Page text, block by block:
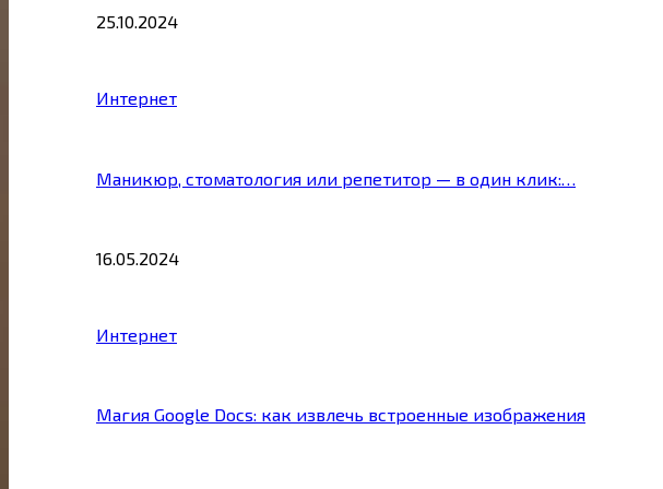
25.10.2024
Интернет
Маникюр, стоматология или репетитор — в один клик:…
16.05.2024
Интернет
Магия Google Docs: как извлечь встроенные изображения